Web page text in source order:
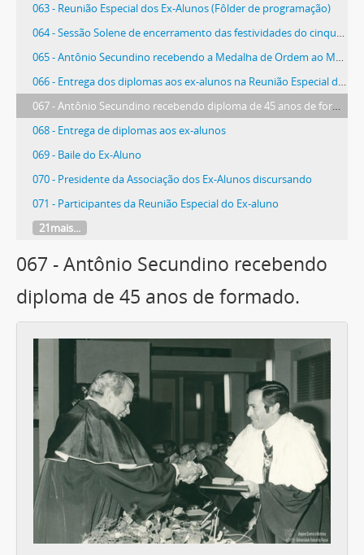
063 - Reunião Especial dos Ex-Alunos (Fôlder de programação)
064 - Sessão Solene de encerramento das festividades do cinquentenário
065 - Antônio Secundino recebendo a Medalha de Ordem ao Mérito do Ex-Aluno
066 - Entrega dos diplomas aos ex-alunos na Reunião Especial de 1976
067 - Antônio Secundino recebendo diploma de 45 anos de formado.
068 - Entrega de diplomas aos ex-alunos
069 - Baile do Ex-Aluno
070 - Presidente da Associação dos Ex-Alunos discursando
071 - Participantes da Reunião Especial do Ex-aluno
21mais...
067 - Antônio Secundino recebendo
diploma de 45 anos de formado.